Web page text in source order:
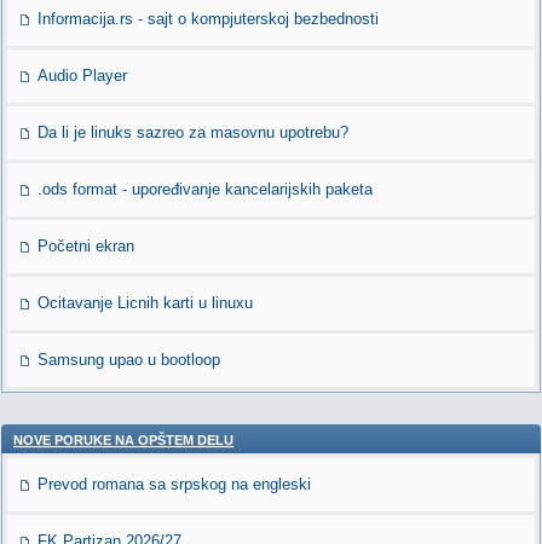
Informacija.rs - sajt o kompjuterskoj bezbednosti
Audio Player
Da li je linuks sazreo za masovnu upotrebu?
.ods format - upoređivanje kancelarijskih paketa
Početni ekran
Ocitavanje Licnih karti u linuxu
Samsung upao u bootloop
NOVE PORUKE NA OPŠTEM DELU
Prevod romana sa srpskog na engleski